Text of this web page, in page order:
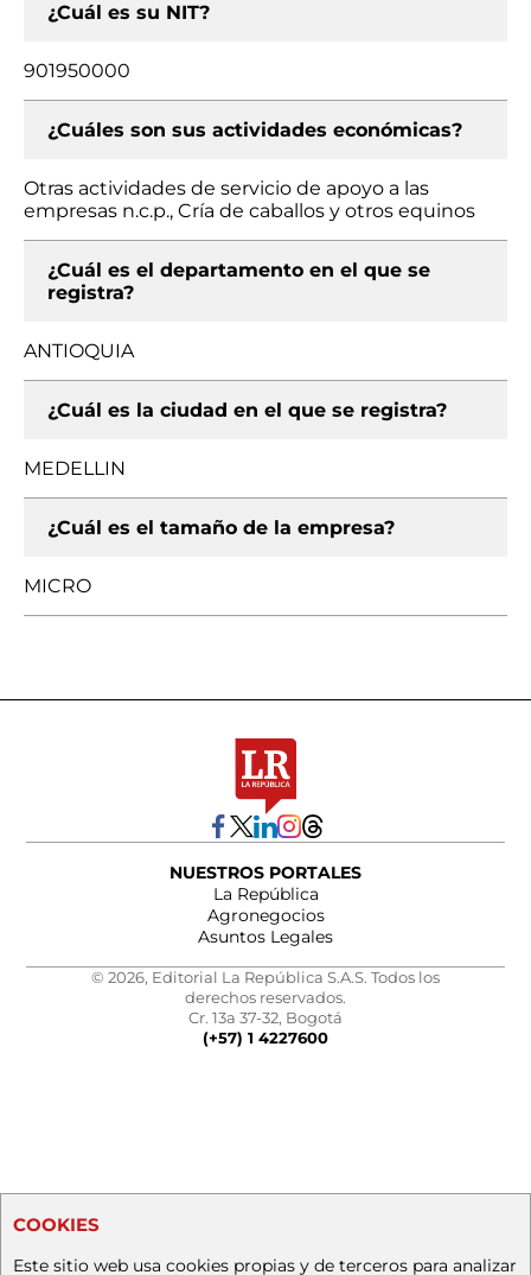
¿Cuál es su NIT?
901950000
¿Cuáles son sus actividades económicas?
Otras actividades de servicio de apoyo a las
empresas n.c.p., Cría de caballos y otros equinos
¿Cuál es el departamento en el que se
registra?
ANTIOQUIA
¿Cuál es la ciudad en el que se registra?
MEDELLIN
¿Cuál es el tamaño de la empresa?
MICRO
NUESTROS PORTALES
La República
Agronegocios
Asuntos Legales
© 2026, Editorial La República S.A.S. Todos los
derechos reservados.
Cr. 13a 37-32, Bogotá
(+57) 1 4227600
COOKIES
Este sitio web usa cookies propias y de terceros para analizar